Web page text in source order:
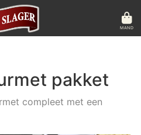
MAND
pakket
compleet met een